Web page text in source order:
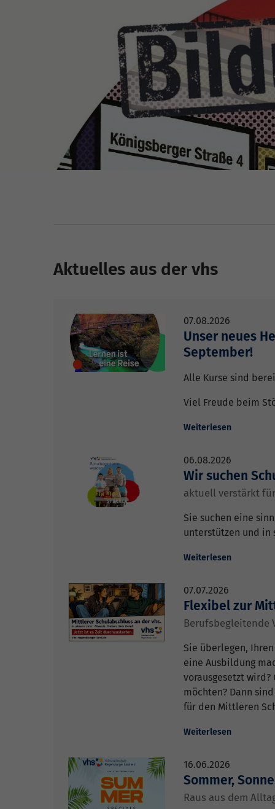
Aktuelles aus der vhs
07.08.2026
Unser neues
September!
Alle Kurse sind
Viel Freude beim
Weiterlesen
06.08.2026
Wir suchen
aktuell verstärkt für
Sie suchen eine
unterstützen und in
Weiterlesen
07.07.2026
Flexibel zur
Berufsbegleitende
Sie überlegen,
eine Ausbildung
vorausgesetzt
möchten? Dann
für den Mittleren
Weiterlesen
16.06.2026
Sommer,
Raus aus dem